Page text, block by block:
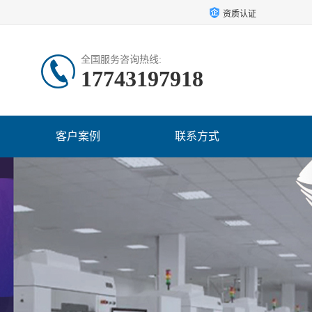
资质认证
全国服务咨询热线:
17743197918
客户案例 联系方式